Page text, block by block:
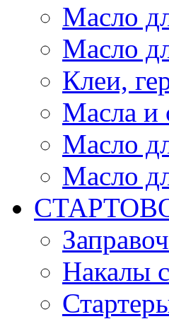
Масло
Масло
Клеи,
Масла и
Масло
Масло
Накалы